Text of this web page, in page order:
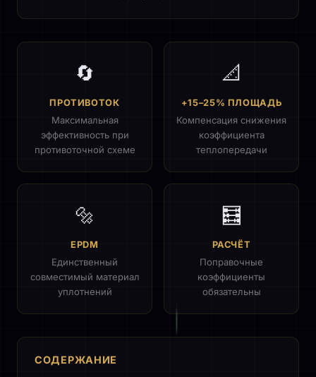
🔄
ПРОТИВОТОК
Максимальная
эффективность при
противоточной схеме
📐
+15–25% ПЛОЩАДЬ
Компенсация снижения
коэффициента
теплопередачи
🔩
EPDM
Единственный
совместимый материал
уплотнений
🧮
РАСЧЁТ
Поправочные
коэффициенты
обязательны
СОДЕРЖАНИЕ